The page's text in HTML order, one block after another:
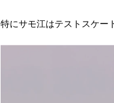
特にサモ江はテストスケー